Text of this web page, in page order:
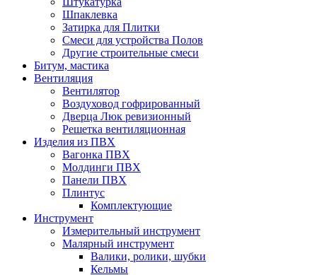
Шпаклевка
Затирка для Плитки
Смеси для устройства Полов
Другие строительные смеси
Битум, мастика
Вентиляция
Вентилятор
Воздуховод гофрированный
Дверца Люк ревизионный
Решетка вентиляционная
Изделия из ПВХ
Вагонка ПВХ
Молдинги ПВХ
Панели ПВХ
Плинтус
Комплектующие
Инструмент
Измерительный инструмент
Малярный инструмент
Валики, ролики, шубки
Кельмы